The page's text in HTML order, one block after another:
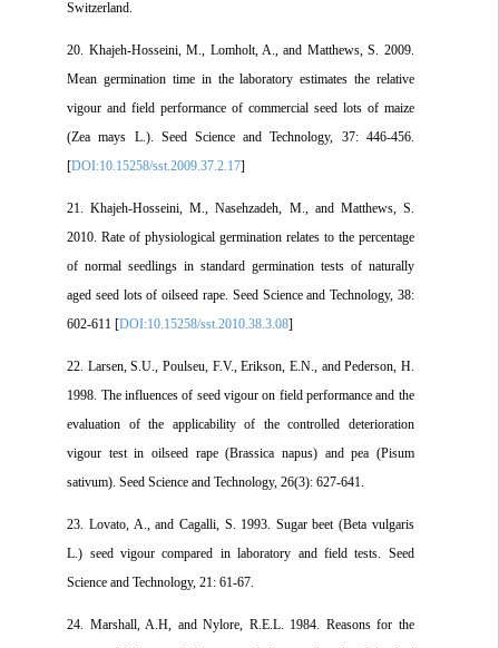
Switzerland.
20. Khajeh-Hosseini, M., Lomholt, A., and Mat‌thews, S. 2009.
Mean germination time in the laboratory estimates the relative
vigour and field performance of commercial seed lots of maize
(Zea mays L.). Seed Science and Technology, 37: 446-456.
[DOI:10.15258/sst.2009.37.2.17
21. Khajeh-Hosseini, M., Nasehzadeh, M., and Matthews, S.
2010. Rate of physiological germination relates to the percentage
of normal seedlings in standard germination tests of naturally
aged seed lots of oilseed rape. Seed Science and Technology, 38:
602-611 [DOI:10.15258/sst.2010.38.3.08
22. Larsen, S.U., Poulseu, F.V., Erikson, E.N., and Pederson, H.
1998. The influences of seed vigour on field performance and the
evaluation of the applicability of the controlled deterioration
vigour test in oilseed rape (Brassica napus) and pea (Pisum
sativum). Seed Science and Technology, 26(3): 627-641.
23. Lovato, A., and Cagalli, S. 1993. Sugar beet (Beta vulgaris
L.) seed vigour compared in laboratory and field tests. Seed
Science and Technology, 21: 61-67.
24. Marshall, A.H, and Nylore, R.E.L. 1984. Reasons for the